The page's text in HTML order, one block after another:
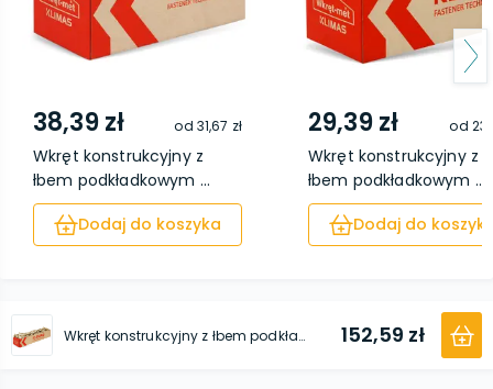
38,39 zł od 31,67 zł
Wkręt konstrukcyjny z
łbem podkładkowym ...
Dodaj do koszyka
29,39 zł od
Wkręt konstrukcyjny z
łbem podkładkowym ...
Dodaj do
Wkręt konstrukcyjny z łbem podkładkowym i gniazdem TX 8 x 320 50 sztuk 152,59 zł